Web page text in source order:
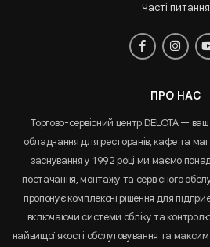
Часті питання
ПРО НАС
Торгово-сервісний центр DELOTA —
обладнання для ресторанів, кафе та
заснування у 1992 році ми маємо понад
постачання, монтажу та сервісного
пропонує комплексні рішення для
включаючи системи обліку та
найвищої якості обслуговування та